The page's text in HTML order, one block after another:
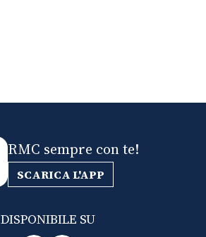
RMC sempre con te!
SCARICA L'APP
DISPONIBILE SU